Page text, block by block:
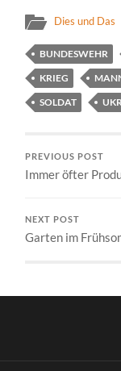
Dies und Das
BUNDESWEHR
KRIEG
SOLDAT
PREVIOUS POST
Immer öfter
NEXT POST
Garten im